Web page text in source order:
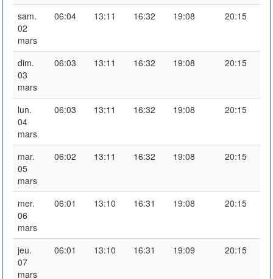
sam.
02
mars
06:04 13:11 16:32 19:08 20:15
dim.
03
mars
06:03 13:11 16:32 19:08 20:15
lun.
04
mars
06:03 13:11 16:32 19:08 20:15
mar.
05
mars
06:02 13:11 16:32 19:08 20:15
mer.
06
mars
06:01 13:10 16:31 19:08 20:15
jeu.
07
mars
06:01 13:10 16:31 19:09 20:15